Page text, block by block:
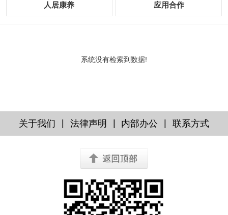
人居康养 应用合作
系统没有检索到数据!
关于我们 法律声明 内部办公 联系方式